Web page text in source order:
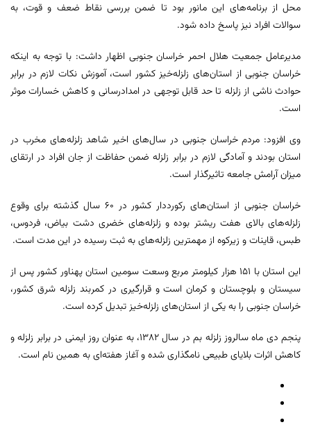
محل از برنامه‌های این مانور بود تا ضمن بررسی نقاط ضعف و قوت، به
سوالات افراد نیز پاسخ داده شود.
مدیرعامل جمعیت هلال احمر خراسان جنوبی اظهار داشت: با توجه به اینکه
خراسان جنوبی از استان‌های زلزله‌خیز کشور است، آموزش نکات لازم در برابر
حوادث ناشی از زلزله تا حد قابل توجهی در امدادرسانی و کاهش خسارات موثر
است.
وی افزود: مردم خراسان جنوبی در سال‌های اخیر شاهد زلزله‌های مخرب در
استان بودند و آمادگی لازم در برابر زلزله ضمن حفاظت از جان افراد در ارتقای
میزان آرامش جامعه تاثیرگذار است.
خراسان جنوبی از استان‌های رکورددار کشور در ۶۰ سال گذشته برای وقوع
زلزله‌های بالای هفت ریشتر بوده و زلزله‌های خضری دشت بیاض، فردوس،
طبس، قاینات و زیرکوه از مهمترین زلزله‌های به ثبت رسیده در این مدت است.
این استان با ۱۵۱ هزار کیلومتر مربع وسعت سومین استان پهناور کشور پس از
سیستان و بلوچستان و کرمان است و قرارگیری در کمربند زلزله شرق کشور،
خراسان جنوبی را به یکی از استان‌های زلزله‌خیز تبدیل کرده است.
پنجم دی ماه سالروز زلزله بم در سال ۱۳۸۲، به عنوان روز ایمنی در برابر زلزله و
کاهش اثرات بلایای طبیعی نامگذاری شده و آغاز هفته‌ای به همین نام است.